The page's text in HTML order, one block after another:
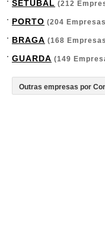
SETÚBAL (212
PORTO (204
BRAGA (168
GUARDA (149